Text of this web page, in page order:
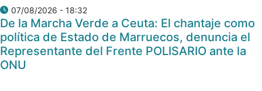
07/08/2026 - 18:32
De la Marcha Verde a Ceuta: El chantaje como
política de Estado de Marruecos, denuncia el
Representante del Frente POLISARIO ante la
ONU